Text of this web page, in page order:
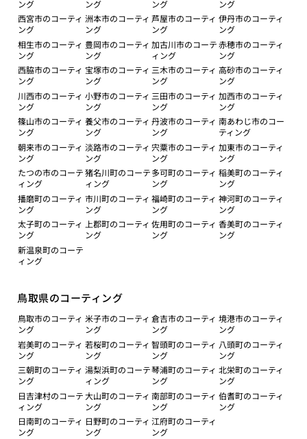
ング
ング
ング
ング
西宮市のコーティ
ング
洲本市のコーティ
ング
芦屋市のコーティ
ング
伊丹市のコーティ
ング
相生市のコーティ
ング
豊岡市のコーティ
ング
加古川市のコーテ
ィング
赤穂市のコーティ
ング
西脇市のコーティ
ング
宝塚市のコーティ
ング
三木市のコーティ
ング
高砂市のコーティ
ング
川西市のコーティ
ング
小野市のコーティ
ング
三田市のコーティ
ング
加西市のコーティ
ング
篠山市のコーティ
ング
養父市のコーティ
ング
丹波市のコーティ
ング
南あわじ市のコー
ティング
朝来市のコーティ
ング
淡路市のコーティ
ング
宍粟市のコーティ
ング
加東市のコーティ
ング
たつの市のコーテ
ィング
猪名川町のコーテ
ィング
多可町のコーティ
ング
稲美町のコーティ
ング
播磨町のコーティ
ング
市川町のコーティ
ング
福崎町のコーティ
ング
神河町のコーティ
ング
太子町のコーティ
ング
上郡町のコーティ
ング
佐用町のコーティ
ング
香美町のコーティ
ング
新温泉町のコーテ
ィング
鳥取県のコーティング
鳥取市のコーティ
ング
米子市のコーティ
ング
倉吉市のコーティ
ング
境港市のコーティ
ング
岩美町のコーティ
ング
若桜町のコーティ
ング
智頭町のコーティ
ング
八頭町のコーティ
ング
三朝町のコーティ
ング
湯梨浜町のコーテ
ィング
琴浦町のコーティ
ング
北栄町のコーティ
ング
日吉津村のコーテ
ィング
大山町のコーティ
ング
南部町のコーティ
ング
伯耆町のコーティ
ング
日南町のコーティ
ング
日野町のコーティ
ング
江府町のコーティ
ング